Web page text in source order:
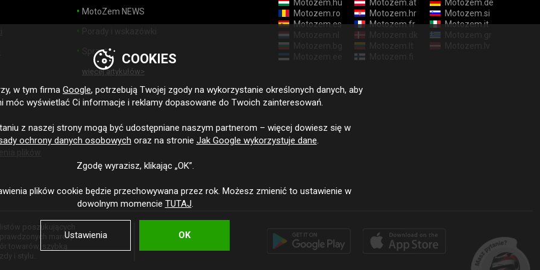
MotoZem NEWS
Sprzęt
więcej artykułów>
Motozem.hu
Motozem.at
Motozem.de
Motozem.ro
Motozem.hr
Motozem.si
Motozem.es
Motozem.fr
Motozem.it
marek,
COOKIES
w tym firma Google, potrzebują Twojej zgody na wykorzystanie określonych danych, aby
móc wyświetlać Ci informacje i reklamy dopasowane do Twoich zainteresowań.
z naszej strony mogą być udostępniane naszym partnerom – więcej dowiesz się w
ochrony danych osobowych oraz na stronie Jak Google wykorzystuje dane.
Zgodę wyrazisz, klikając „OK”.
plików cookie będzie przechowywana przez rok. Możesz zmienić to ustawienie w
dowolnym momencie TUTAJ.
Ustawienia OK